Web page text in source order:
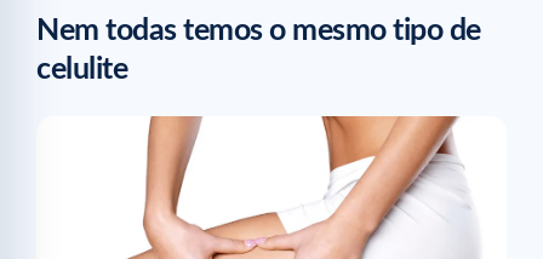
Nem todas temos o mesmo tipo de
celulite